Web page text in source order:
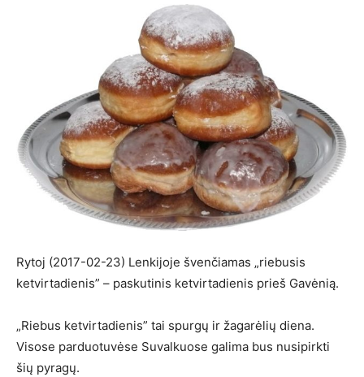
Rytoj (2017-02-23) Lenkijoje švenčiamas „riebusis
ketvirtadienis” – paskutinis ketvirtadienis prieš Gavėnią.
„Riebus ketvirtadienis” tai spurgų ir žagarėlių diena.
Visose parduotuvėse Suvalkuose galima bus nusipirkti
šių pyragų.